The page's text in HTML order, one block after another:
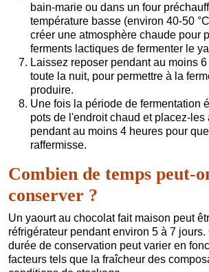
bain-marie ou dans un four
température basse (environ 40-50
créer une atmosphère chaude pour
ferments lactiques de fermenter le
Laissez reposer pendant au moins
toute la nuit, pour permettre à la
produire.
Une fois la période de fermentation
pots de l'endroit chaud et placez-les
pendant au moins 4 heures pour
raffermisse.
Combien de temps peut-
conserver ?
Un yaourt au chocolat fait maison peut
réfrigérateur pendant environ 5 à 7
durée de conservation peut varier en
facteurs tels que la fraîcheur des